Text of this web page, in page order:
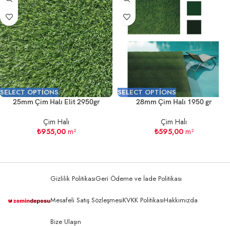
SELECT OPTIONS
25mm Çim Halı Elit 2950gr
Çim Halı
₺955,00m²
SELECT OPTIONS
28mm Çim Halı 1950 gr
Çim Halı
₺595,00m²
Gizlilik PolitikasıGeri Ödeme ve İade Politikası
Mesafeli Satış SözleşmesiKVKK PolitikasıHakkımızda
Bize Ulaşın